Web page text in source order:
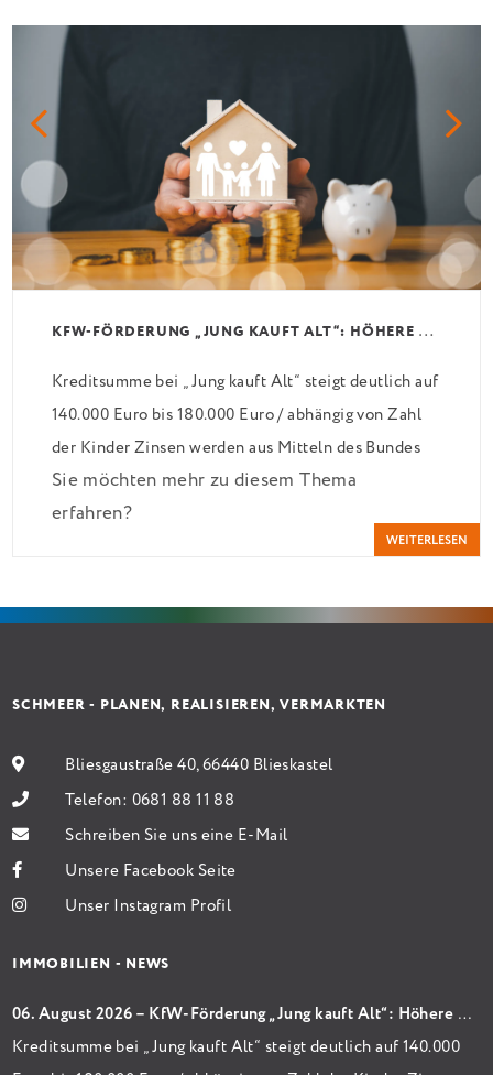
K
FW-FÖRDERUNG „JUNG KAUFT ALT“: HÖHERE KREDITE AB AUGUST 2026
Kreditsumme bei „Jung kauft Alt“ steigt deutlich auf
140.000 Euro bis 180.000 Euro / abhängig von Zahl
der Kinder Zinsen werden aus Mitteln des Bundes
verbilligt: Heutiger Zins bei 0,53 Prozent effektiv
bei 35 Jahren Laufzeit und 10 Jahren Zinsbindung
Antragstellende verpflichten sich zu energetischer
Sanierung in Einzelmaßnahmen […]
Sie möchten mehr zu diesem Thema
erfahren?
WEITERLESEN
SCHMEER - PLANEN, REALISIEREN, VERMARKTEN
Bliesgaustraße 40, 66440 Blieskastel
Telefon: 0681 88 11 88
Schreiben Sie uns eine E-Mail
Unsere Facebook Seite
Unser Instagram Profil
IMMOBILIEN - NEWS
06. August 2026 – KfW-Förderung „Jung kauft Alt“: Höhere Kredite ab August 2026
Kreditsumme bei „Jung kauft Alt“ steigt deutlich auf 140.000